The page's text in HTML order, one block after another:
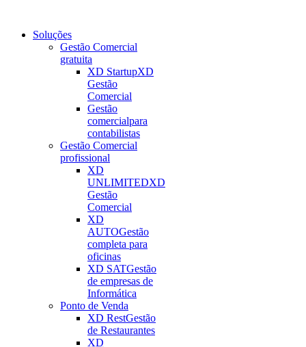
Soluções
Gestão Comercial
gratuita
XD StartupXD
Gestão
Comercial
Gestão
comercialpara
contabilistas
Gestão Comercial
profissional
XD
UNLIMITEDXD
Gestão
Comercial
XD
AUTOGestão
completa para
oficinas
XD SATGestão
de empresas de
Informática
Ponto de Venda
XD RestGestão
de Restaurantes
XD